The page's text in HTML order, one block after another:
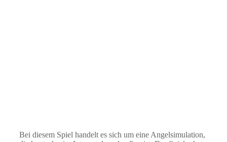
Bei diesem Spiel handelt es sich um eine Angelsimulation,